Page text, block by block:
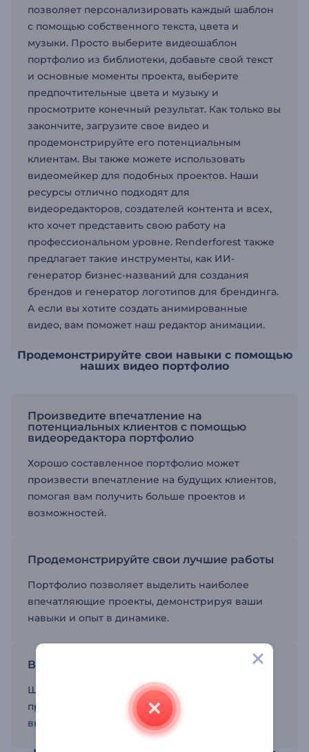
позволяет персонализировать каждый шаблон
с помощью собственного текста, цвета и
музыки. Просто выберите видеошаблон
портфолио из библиотеки, добавьте свой текст
и основные моменты проекта, выберите
предпочтительные цвета и музыку и
просмотрите конечный результат. Как только вы
закончите, загрузите свое видео и
продемонстрируйте его потенциальным
клиентам. Вы также можете использовать
видеомейкер для подобных проектов. Наши
ресурсы отлично подходят для
видеоредакторов, создателей контента и всех,
кто хочет представить свою работу на
профессиональном уровне. Renderforest также
предлагает такие инструменты, как ИИ-
генератор бизнес-названий для создания
брендов и генератор логотипов для брендинга.
А если вы хотите создать анимированные
видео, вам поможет наш редактор анимации.
Продемонстрируйте свои навыки с помощью
наших видео портфолио
Произведите впечатление на
потенциальных клиентов с помощью
видеоредактора портфолио
Хорошо составленное портфолио может
произвести впечатление на будущих клиентов,
помогая вам получить больше проектов и
возможностей.
Продемонстрируйте свои лучшие работы
Портфолио позволяет выделить наиболее
впечатляющие проекты, демонстрируя ваши
навыки и опыт в динамике.
Выделяйтесь на фоне конкурентов
Шаблоны помогут вам создать
профессиональную презентацию, которая
выделит вас среди конкурентов.